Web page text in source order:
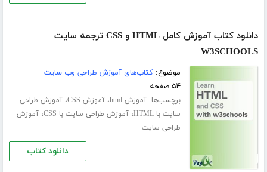
دانلود کتاب آموزش کامل HTML و CSS ترجمه سایت
W3SCHOOLS
موضوع:کتاب‌های آموزش طراحی وب سایت
۵۴ صفحه
برچسب‌ها:آموزش html ،آموزش CSS ،آموزش طراحی
سایت با HTML
،آموزش طراحی سایت با CSS ،آموزش
طراحی سایت
دانلود کتاب